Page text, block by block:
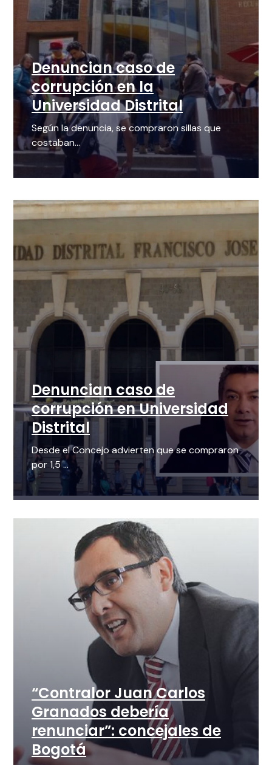
Denuncian caso de
corrupción en la
Universidad Distrital
Según la denuncia, se compraron sillas que
costaban...
Denuncian caso de
corrupción en Universidad
Distrital
Desde el Concejo advierten que se compraron
por 1,5 ...
“Contralor Juan Carlos
Granados debería
renunciar”: concejales de
Bogotá